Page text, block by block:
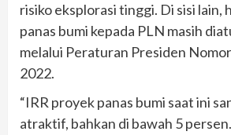
risiko eksplorasi tinggi. Di sisi lain,
panas bumi kepada PLN masih
melalui Peraturan Presiden
2022.
“IRR proyek panas bumi saat ini
atraktif, bahkan di bawah 5